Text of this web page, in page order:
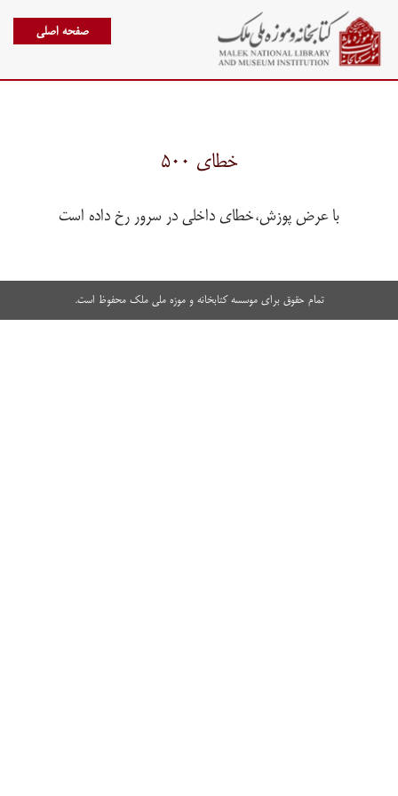
صفحه اصلی
خطای ۵۰۰
با عرض پوزش،خطای داخلی در سرور رخ داده است
تمام حقوق برای موسسه کتابخانه و موزه ملی ملک محفوظ است.